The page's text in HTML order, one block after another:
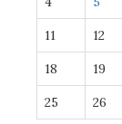
11 12
18 19
25 26